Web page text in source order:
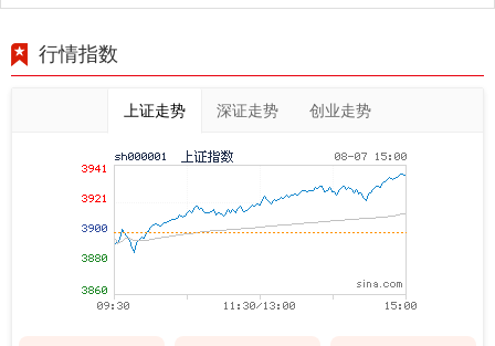
行情指数
上证走势 深证走势 创业走势